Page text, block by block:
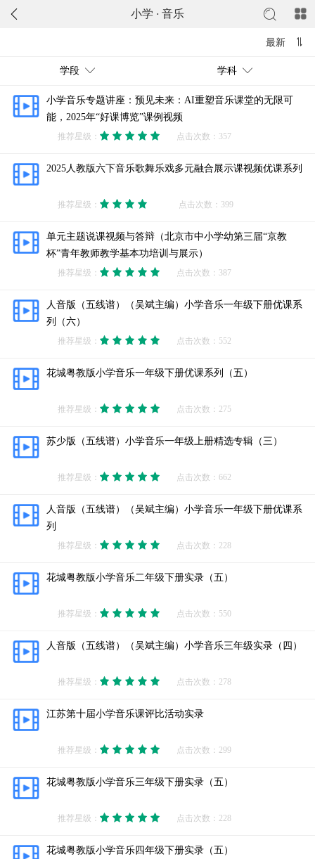
小学 · 音乐
最新
学段 学科
小学音乐专题讲座：预见未来：AI重塑音乐课堂的无限可
能，2025年“好课博览”课例视频
推荐星级： 点击次数：357
2025人教版六下音乐歌舞乐戏多元融合展示课视频优课系列
推荐星级： 点击次数：399
单元主题说课视频与答辩（北京市中小学幼第三届“京教
杯”青年教师教学基本功培训与展示）
推荐星级： 点击次数：387
人音版（五线谱）（吴斌主编）小学音乐一年级下册优课系
列（六）
推荐星级： 点击次数：552
花城粤教版小学音乐一年级下册优课系列（五）
推荐星级： 点击次数：275
苏少版（五线谱）小学音乐一年级上册精选专辑（三）
推荐星级： 点击次数：662
人音版（五线谱）（吴斌主编）小学音乐一年级下册优课系
列
推荐星级： 点击次数：228
花城粤教版小学音乐二年级下册实录（五）
推荐星级： 点击次数：550
人音版（五线谱）（吴斌主编）小学音乐三年级实录（四）
推荐星级： 点击次数：278
江苏第十届小学音乐课评比活动实录
推荐星级： 点击次数：299
花城粤教版小学音乐三年级下册实录（五）
推荐星级： 点击次数：228
花城粤教版小学音乐四年级下册实录（五）